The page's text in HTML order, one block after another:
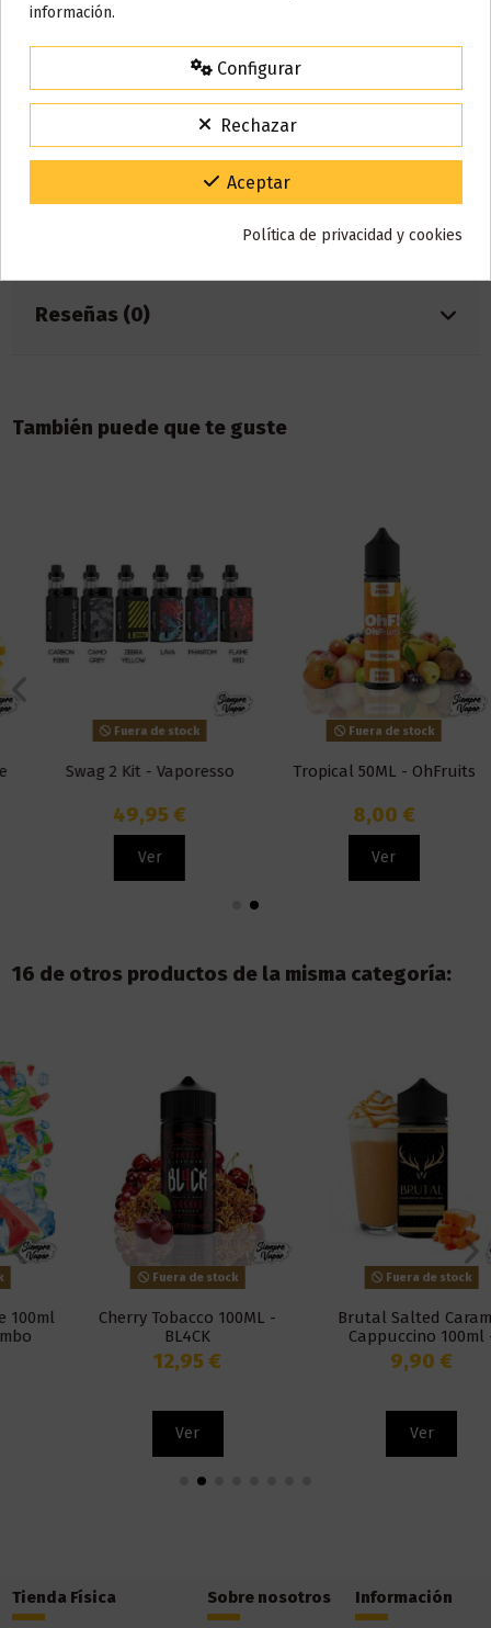
10 ml
Base 50% VG / 50% PG
Marca Liqua
Reseñas (0)
También puede que te guste
Fuera de stock
Swag 2 Kit - Vaporesso
49,95 €
Ver
Fuera de stock
Tropical 50ML - OhFruits
8,00 €
Ver
16 de otros productos de la misma categoría:
Fuera de stock
Cherry Tobacco 100ML -
12,95 €
Fuera de stock
Brutal Salted Caramel
Cappuccino 100ml -
Blackout
9,90 €
Tienda Física Sobre nosotros Información
Todos los pedidos realizados desde el
15% de descuento
Para agradecerte la espera durante estos días.
Código:VACACIONES15
Gracias por tu paciencia y por seguir confiando en nosotros.
información.
Configurar
Rechazar
Aceptar
Política de privacidad y cookies